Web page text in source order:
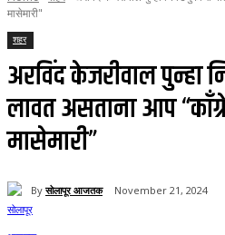
मासेमारी"
शहर
अरविंद केजरीवाल पुन्हा
लावत असताना आप
मासेमारी”
By सोलापूर आजतक November 21, 2024